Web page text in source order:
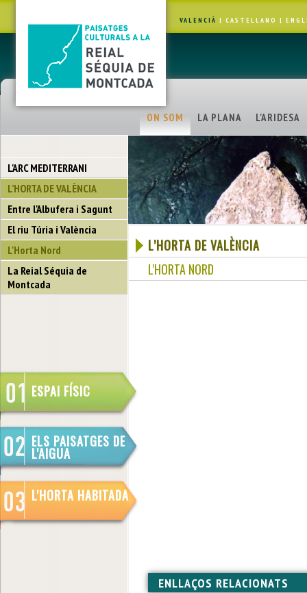
VALENCIÀ | CASTELLANO |
ON SOM LA PLANA L'ARIDESA
L'ARC MEDITERRANI
L’HORTA DE VALÈNCIA
Entre l'Albufera i Sagunt
El riu Túria i València
L'Horta Nord
La Reial Séquia de
Montcada
ESPAI FÍSIC
ELS PAISATGES DE
L'AIGUA
L'HORTA HABITADA
L’HORTA DE VALÈNCIA
L'HORTA NORD
ENLLAÇOS RELACIONATS